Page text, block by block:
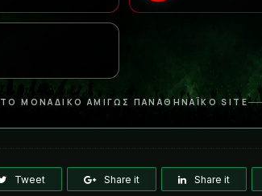
ΤΟ ΜΟΝΑΔΙΚΟ ΑΜΙΓΩΣ ΠΑΝΑΘΗΝΑΪΚΟ SITE
Tweet Share it Share it